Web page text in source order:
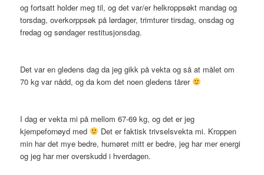
og fortsatt holder meg til, og det var/er helkroppsøkt mandag og
torsdag, overkorppsøk på lørdager, trimturer tirsdag, onsdag og
fredag og søndager restitusjonsdag.
Det var en gledens dag da jeg gikk på vekta og så at målet om
70 kg var nådd, og da kom det noen gledens tårer
I dag er vekta mi på mellom 67-69 kg, og det er jeg
kjempefornøyd med
Det er faktisk trivselsvekta mi. Kroppen
min har det mye bedre, humøret mitt er bedre, jeg har mer energi
og jeg har mer overskudd i hverdagen.